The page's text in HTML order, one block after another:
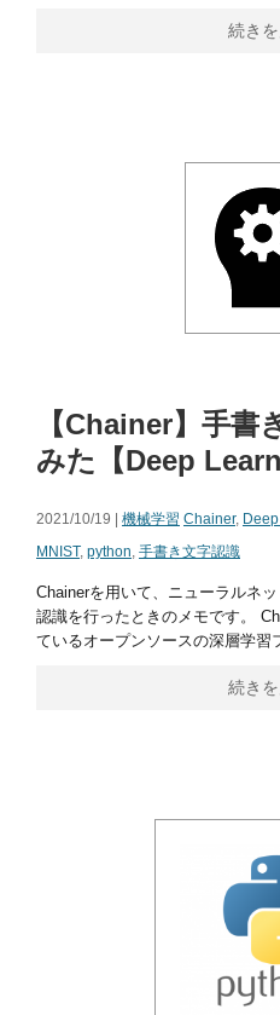
続き
【Chainer】手書
みた【Deep
2021/10/19 | 機械学習 Chainer,
MNIST, python, 手書き文字認識
Chainerを用いて、ニューラルネ
認識を行ったときのメモです。
ているオープンソースの深層学習
続き